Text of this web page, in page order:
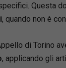
Questa
, quando non è
di Torino
, applicando gli